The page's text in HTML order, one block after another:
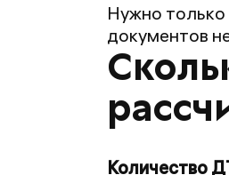
Нужно
документов